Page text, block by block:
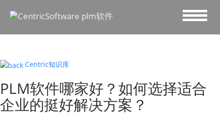
Centric知识库
PLM软件哪家好？如何选择适合
企业的挺好解决方案？